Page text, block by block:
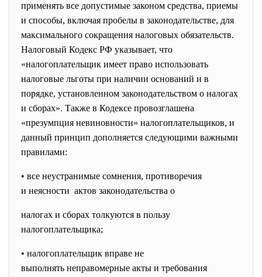
применять все допустимые законом средства, приемы
и способы, включая пробелы в законодательстве, для
максимального сокращения налоговых обязательств.
Налоговый Кодекс РФ указывает, что
«налогоплательщик имеет право использовать
налоговые льготы при наличии оснований и в
порядке, установленном законодательством о налогах
и сборах». Также в Кодексе провозглашена
«презумпция невиновности» налогоплательщиков, и
данный принцип дополняется следующими важными
правилами:
• все неустранимые сомнения, противоречия
и неясности актов законодательства о
налогах и сборах толкуются в пользу
налогоплательщика;
• налогоплательщик вправе не
выполнять неправомерные акты и требования